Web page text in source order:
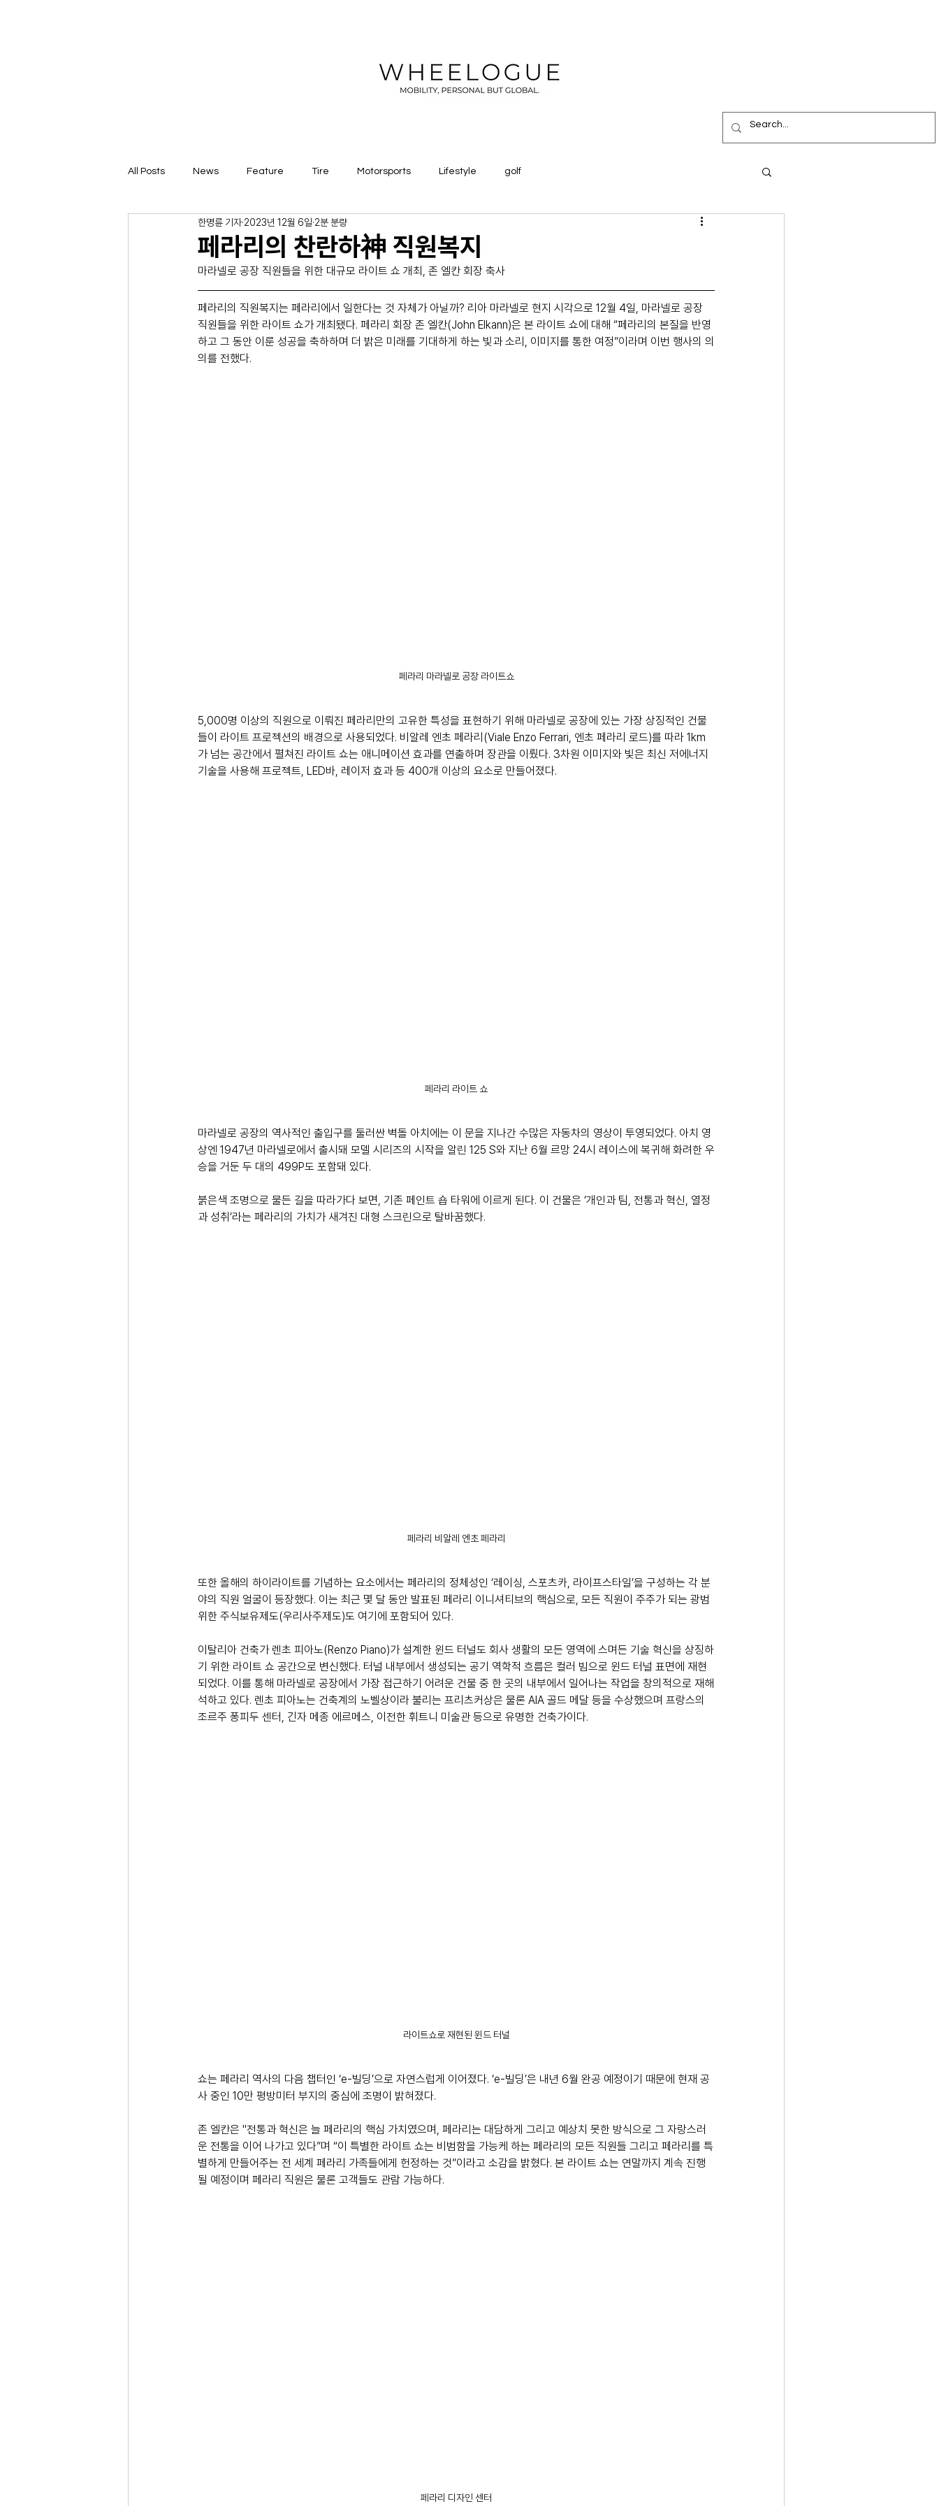
All Posts News Feature Tire Motorsports Lifestyle golf
페라리의 찬란하神 직원복지
한명륜 기자 2023년 12월 6일 2분 분량
마라넬로 공장 직원들을 위한 대규모 라이트 쇼 개최, 존 엘칸 회장 축사
페라리의 직원복지는 페라리에서 일한다는 것 자체가 아닐까? 리아 마라넬로 현지 시각으로 12월 4일, 마라넬로 공장
직원들을 위한 라이트 쇼가 개최됐다. 페라리 회장 존 엘칸(John Elkann)은 본 라이트 쇼에 대해 “페라리의 본질을 반영
하고 그 동안 이룬 성공을 축하하며 더 밝은 미래를 기대하게 하는 빛과 소리, 이미지를 통한 여정”이라며 이번 행사의 의
의를 전했다.
페라리 마라넬로 공장 라이트쇼
5,000명 이상의 직원으로 이뤄진 페라리만의 고유한 특성을 표현하기 위해 마라넬로 공장에 있는 가장 상징적인 건물
들이 라이트 프로젝션의 배경으로 사용되었다. 비알레 엔초 페라리(Viale Enzo Ferrari, 엔초 페라리 로드)를 따라 1km
가 넘는 공간에서 펼쳐진 라이트 쇼는 애니메이션 효과를 연출하며 장관을 이뤘다. 3차원 이미지와 빛은 최신 저에너지
기술을 사용해 프로젝트, LED바, 레이저 효과 등 400개 이상의 요소로 만들어졌다.
페라리 라이트 쇼
마라넬로 공장의 역사적인 출입구를 둘러싼 벽돌 아치에는 이 문을 지나간 수많은 자동차의 영상이 투영되었다. 아치 영
상엔 1947년 마라넬로에서 출시돼 모델 시리즈의 시작을 알린 125 S와 지난 6월 르망 24시 레이스에 복귀해 화려한 우
승을 거둔 두 대의 499P도 포함돼 있다.
붉은색 조명으로 물든 길을 따라가다 보면, 기존 페인트 숍 타워에 이르게 된다. 이 건물은 ‘개인과 팀, 전통과 혁신, 열정
과 성취’라는 페라리의 가치가 새겨진 대형 스크린으로 탈바꿈했다.
페라리 비알레 엔초 페라리
또한 올해의 하이라이트를 기념하는 요소에서는 페라리의 정체성인 ‘레이싱, 스포츠카, 라이프스타일’을 구성하는 각 분
야의 직원 얼굴이 등장했다. 이는 최근 몇 달 동안 발표된 페라리 이니셔티브의 핵심으로, 모든 직원이 주주가 되는 광범
위한 주식보유제도(우리사주제도)도 여기에 포함되어 있다.
이탈리아 건축가 렌초 피아노(Renzo Piano)가 설계한 윈드 터널도 회사 생활의 모든 영역에 스며든 기술 혁신을 상징하
기 위한 라이트 쇼 공간으로 변신했다. 터널 내부에서 생성되는 공기 역학적 흐름은 컬러 빔으로 윈드 터널 표면에 재현
되었다. 이를 통해 마라넬로 공장에서 가장 접근하기 어려운 건물 중 한 곳의 내부에서 일어나는 작업을 창의적으로 재해
석하고 있다. 렌초 피아노는 건축계의 노벨상이라 불리는 프리츠커상은 물론 AIA 골드 메달 등을 수상했으며 프랑스의
조르주 퐁피두 센터, 긴자 메종 에르메스, 이전한 휘트니 미술관 등으로 유명한 건축가이다.
라이트쇼로 재현된 윈드 터널
쇼는 페라리 역사의 다음 챕터인 ‘e-빌딩’으로 자연스럽게 이어졌다. ‘e-빌딩’은 내년 6월 완공 예정이기 때문에 현재 공
사 중인 10만 평방미터 부지의 중심에 조명이 밝혀졌다.
존 엘칸은 "전통과 혁신은 늘 페라리의 핵심 가치였으며, 페라리는 대담하게 그리고 예상치 못한 방식으로 그 자랑스러
운 전통을 이어 나가고 있다”며 “이 특별한 라이트 쇼는 비범함을 가능케 하는 페라리의 모든 직원들 그리고 페라리를 특
별하게 만들어주는 전 세계 페라리 가족들에게 헌정하는 것”이라고 소감을 밝혔다. 본 라이트 쇼는 연말까지 계속 진행
될 예정이며 페라리 직원은 물론 고객들도 관람 가능하다.
페라리 디자인 센터